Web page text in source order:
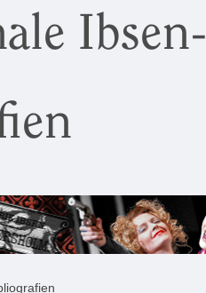
Ibsen-